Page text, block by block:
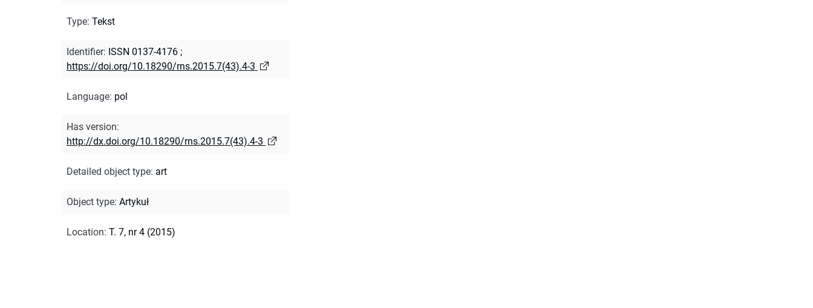
Type: Tekst
Identifier: ISSN 0137-4176 ;
https://doi.org/10.18290/rns.2015.7(43).4-3
Language: pol
Has version:
http://dx.doi.org/10.18290/rns.2015.7(43).4-3
Detailed object type: art
Object type: Artykuł
Location: T. 7, nr 4 (2015)